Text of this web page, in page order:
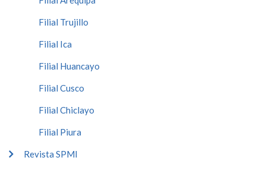
Filial Trujillo
Filial Ica
Filial Huancayo
Filial Cusco
Filial Chiclayo
Filial Piura
Revista SPMI